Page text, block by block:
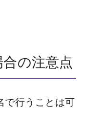
の注意点
で行うことは可